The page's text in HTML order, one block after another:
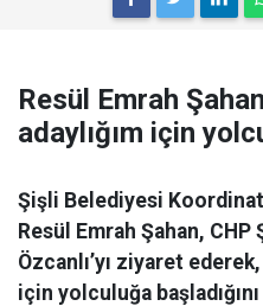
Resül Emrah
adaylığım için
Şişli Belediyesi
Resül Emrah Şahan,
Özcanlı’yı ziyaret
için yolculuğa